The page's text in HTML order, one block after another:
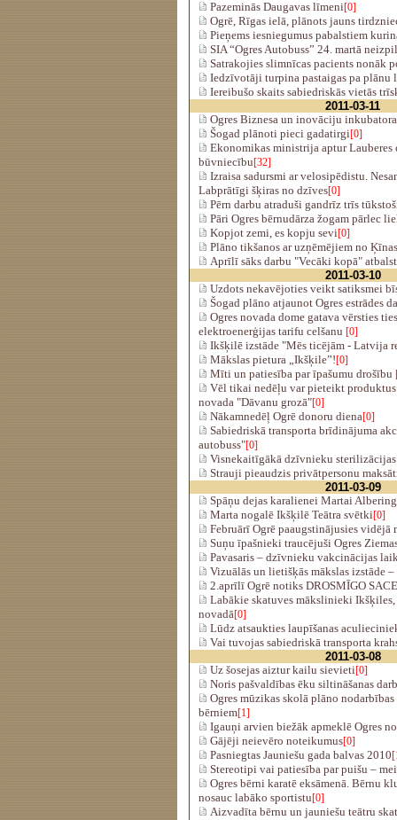
Pazeminās Daugavas līmeni[0]
Ogrē, Rīgas ielā, plānots jauns
Pieņems iesniegumus pabalstiem
SIA “Ogres Autobuss” 24. martā
Satrakojies slimnīcas pacients nonāk
Iedzīvotāji turpina pastaigas pa plānu
Iereibušo skaits sabiedriskās vietās
2011-03-11
Ogres Biznesa un inovāciju
Šogad plānoti pieci gadatirgi[0]
Ekonomikas ministrija aptur Lauberes
būvniecību[32]
Izraisa sadursmi ar velosipēdistu.
Labprātīgi šķiras no dzīves[0]
Pērn darbu atraduši gandrīz trīs
Pāri Ogres bērnudārza žogam pārlec
Kopjot zemi, es kopju sevi[0]
Plāno tikšanos ar uzņēmējiem no Ķīnas
Aprīlī sāks darbu "Vecāki kopā"
2011-03-10
Uzdots nekavējoties veikt satiksmei
Šogad plāno atjaunot Ogres estrādes
Ogres novada dome gatava vērsties
elektroenerģijas tarifu celšanu [0]
Ikšķilē izstāde "Mēs ticējām - Latvija
Mākslas pietura „Ikšķile”![0]
Mīti un patiesība par īpašumu drošību
Vēl tikai nedēļu var pieteikt produktus
novada "Dāvanu grozā"[0]
Nākamnedēļ Ogrē donoru diena[0]
Sabiedriskā transporta brīdinājuma
autobuss"[0]
Visnekaitīgākā dzīvnieku
Strauji pieaudzis privātpersonu
2011-03-09
Spāņu dejas karalienei Martai
Marta nogalē Ikšķilē Teātra svētki[0]
Februārī Ogrē paaugstinājusies vidējā
Suņu īpašnieki traucējuši Ogres
Pavasaris – dzīvnieku vakcinācijas
Vizuālās un lietišķās mākslas izstāde
2.aprīlī Ogrē notiks DROSMĪGO
Labākie skatuves mākslinieki
novadā[0]
Lūdz atsaukties laupīšanas
Vai tuvojas sabiedriskā transporta
2011-03-08
Uz šosejas aiztur kailu sievieti[0]
Noris pašvaldības ēku siltināšanas
Ogres mūzikas skolā plāno
bērniem[1]
Igauņi arvien biežāk apmeklē Ogres
Gājēji neievēro noteikumus[0]
Pasniegtas Jauniešu gada balvas 2010
Stereotipi vai patiesība par puišu –
Ogres bērni karatē eksāmenā. Bērnu
nosauc labāko sportistu[0]
Aizvadīta bērnu un jauniešu teātru